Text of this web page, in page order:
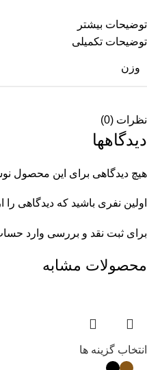
توضیحات بیشتر
توضیحات تکمیلی
وزن
نظرات (0)
دیدگاهها
هیچ دیدگاهی برای این محصول
اولین نفری باشید که دیدگاهی
برای ثبت نقد و بررسی وارد
محصولات مشابه
انتخاب گزینه ها